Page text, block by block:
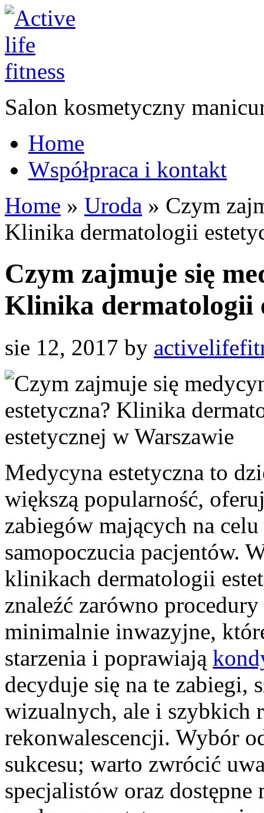
Salon kosmetyczny
Home
Współpraca i kontakt
Home » Uroda » Czym
Klinika dermatologii
Czym zajmuje się
Klinika dermatologii
sie 12, 2017 by
Medycyna estetyczna to
większą popularność,
zabiegów mających na
samopoczucia pacjentów.
klinikach dermatologii
znaleźć zarówno
minimalnie inwazyjne,
starzenia i poprawiają
decyduje się na te zabiegi,
wizualnych, ale i szybkich
rekonwalescencji. Wybór
sukcesu; warto zwrócić
specjalistów oraz